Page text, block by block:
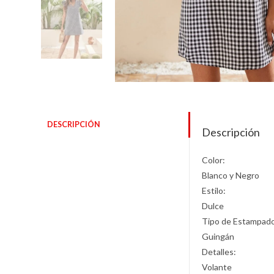
DESCRIPCIÓN
Descripción
Color:
Blanco y Negro
Estilo:
Dulce
Tipo de
Guingán
Detalles:
Volante